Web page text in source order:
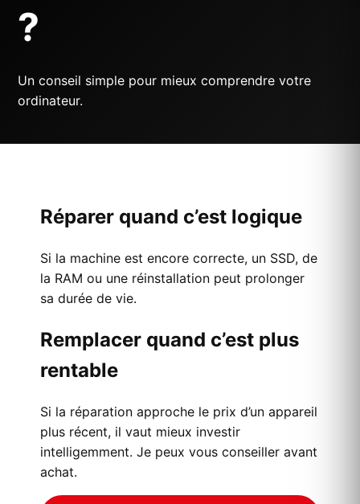
?
Un conseil simple pour mieux comprendre votre
ordinateur.
Réparer quand c’est logique
Si la machine est encore correcte, un SSD, de
la RAM ou une réinstallation peut prolonger
sa durée de vie.
Remplacer quand c’est plus
rentable
Si la réparation approche le prix d’un appareil
plus récent, il vaut mieux investir
intelligemment. Je peux vous conseiller avant
achat.